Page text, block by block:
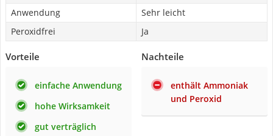
Anwendung
Sehr leicht
Peroxidfrei
Ja
Vorteile
einfache Anwendung
hohe Wirksamkeit
gut verträglich
Nachteile
enthält Ammoniak
und Peroxid